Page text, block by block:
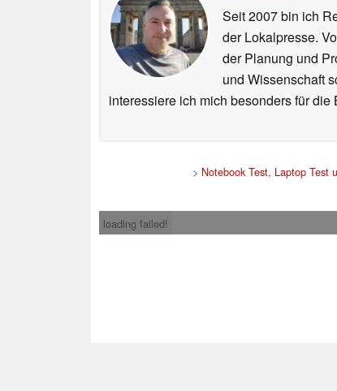
Seit 2007 bin ich
der Lokalpresse.
der Planung und
und Wissenschaft
interessiere ich mich besonders für
> Notebook Test, Laptop Test
loading failed!